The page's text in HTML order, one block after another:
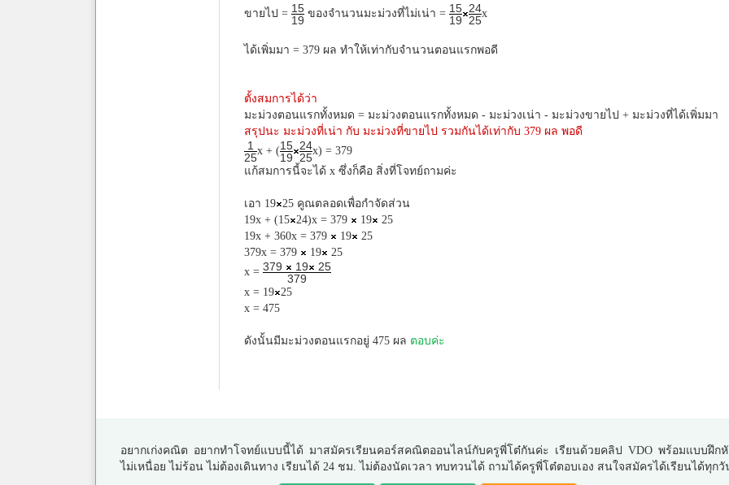
ขายไป = 15
19
ของจำนวนมะม่วงที่ไม่เน่า = 15
19
24
25
x
ได้เพิ่มมา = 379 ผล ทำให้เท่ากับจำนวนตอนแรกพอดี
ตั้งสมการได้ว่า
มะม่วงตอนแรกทั้งหมด = มะม่วงตอนแรกทั้งหมด - มะม่วงเน่า - มะม่วงขายไป + มะม่วงที่ได้เพิ่มมา
สรุปนะ มะม่วงที่เน่า กับ มะม่วงที่ขายไป รวมกันได้เท่ากับ 379 ผล พอดี
1
25
x + (15
19
24
25
x) = 379
แก้สมการนี้จะได้ x ซึ่งก็คือ สิ่งที่โจทย์ถามค่ะ
เอา 19
25 คูณตลอดเพื่อกำจัดส่วน
19x + (15
24)x = 379 19
25
19x + 360x = 379
19
25
379x = 379
19
25
x = 379 19
25
379
x = 19
25
x = 475
ดังนั้นมีมะม่วงตอนแรกอยู่ 475 ผล ตอบค่ะ
อยากเก่งคณิต อยากทำโจทย์แบบนี้ได้ มาสมัครเรียนคอร์สคณิตออนไลน์กับครูพี่โต๋กันค่ะ เรียนด้วยคลิป VDO พร้อมแบบฝึก
ไม่เหนื่อย ไม่ร้อน ไม่ต้องเดินทาง เรียนได้ 24 ชม. ไม่ต้องนัดเวลา ทบทวนได้ ถามได้ครูพี่โต๋ตอบเอง สนใจสมัครได้เรียนได้ทุกวั